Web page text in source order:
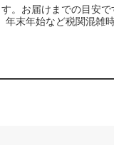
。お届けまでの目安
末年始など税関混雑